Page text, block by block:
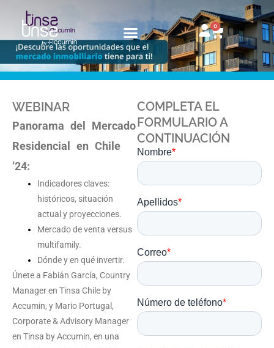
contenido
0
Carrito
WEBINAR
Panorama del Mercado
Residencial en Chile
’24:
Indicadores claves:
históricos, situación
actual y proyecciones.
Mercado de venta versus
multifamily.
Dónde y en qué invertir.
Únete a Fabián García, Country
Manager en Tinsa Chile by
Accumin, y Mario Portugal,
Corporate & Advisory Manager
en Tinsa by Accumin, en una
COMPLETA EL
FORMULARIO A
CONTINUACIÓN